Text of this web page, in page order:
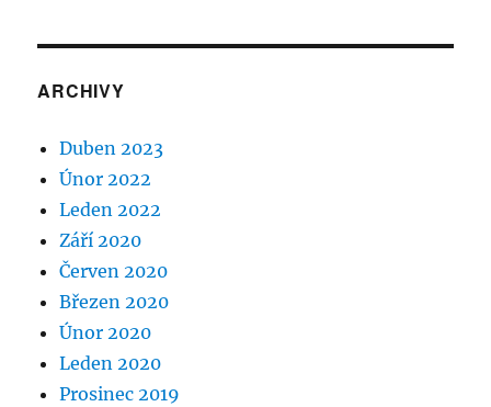
ARCHIVY
Duben 2023
Únor 2022
Leden 2022
Září 2020
Červen 2020
Březen 2020
Únor 2020
Leden 2020
Prosinec 2019